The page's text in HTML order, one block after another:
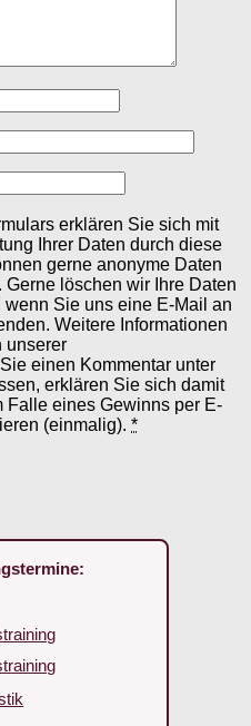
erklären Sie sich mit
Ihrer Daten durch diese
gerne anonyme Daten
löschen wir Ihre Daten
Sie uns eine E-Mail an
Weitere Informationen
unserer
einen Kommentar unter
erklären Sie sich damit
Falle eines Gewinns per E-
(einmalig). *